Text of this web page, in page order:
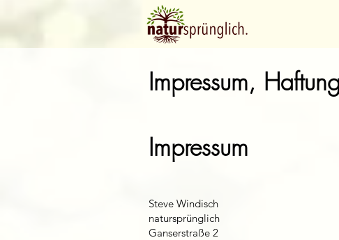
Impressum,
​Impressum
​Steve Windisch
natursprünglich
Ganserstraße 2